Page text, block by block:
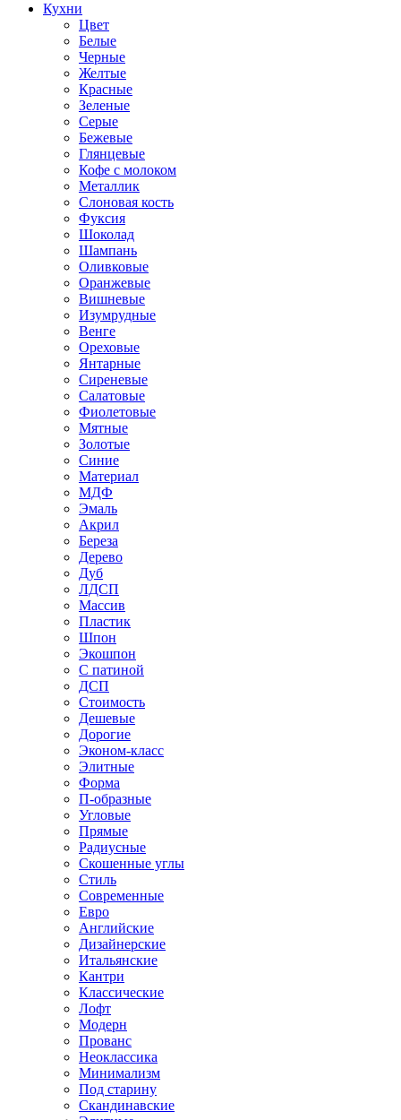
Кухни
Цвет
Белые
Черные
Желтые
Красные
Зеленые
Серые
Бежевые
Глянцевые
Кофе с молоком
Металлик
Слоновая кость
Фуксия
Шоколад
Шампань
Оливковые
Оранжевые
Вишневые
Изумрудные
Венге
Ореховые
Янтарные
Сиреневые
Салатовые
Фиолетовые
Мятные
Золотые
Синие
Материал
МДФ
Эмаль
Акрил
Береза
Дерево
Дуб
ЛДСП
Массив
Пластик
Шпон
Экошпон
С патиной
ДСП
Стоимость
Дешевые
Дорогие
Эконом-класс
Элитные
Форма
П-образные
Угловые
Прямые
Радиусные
Скошенные углы
Стиль
Современные
Евро
Английские
Дизайнерские
Итальянские
Кантри
Классические
Лофт
Модерн
Прованс
Неоклассика
Минимализм
Под старину
Скандинавские